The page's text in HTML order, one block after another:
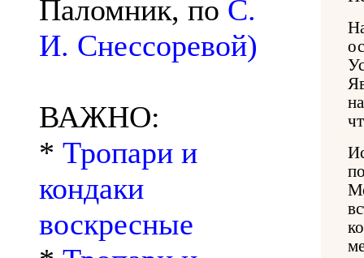
Паломник, по С.
И. Снессоревой)
ВАЖНО:
* Тропари и
кондаки
воскресные